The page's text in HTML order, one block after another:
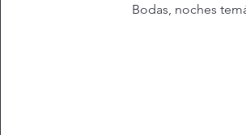
Bodas, noches